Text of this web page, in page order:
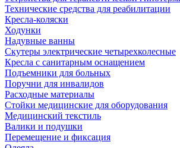
Технические средства для реабилитации
Кресла-коляски
Ходунки
Надувные ванны
Скутеры электрические четырехколесные
Кресла с санитарным оснащением
Подъемники для больных
Поручни для инвалидов
Расходные материалы
Стойки медицинские для оборудования
Медицинский текстиль
Валики и подушки
Перемещение и фиксация